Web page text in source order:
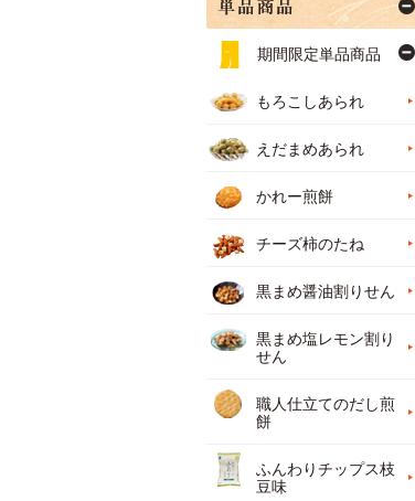
期間限定単品商品
もろこしあられ
えだまめあられ
かれー煎餅
チーズ柿のたね
黒まめ醤油割りせん
黒まめ塩レモン割り
せん
職人仕立てのだし煎
餅
ふんわりチップス枝
豆味